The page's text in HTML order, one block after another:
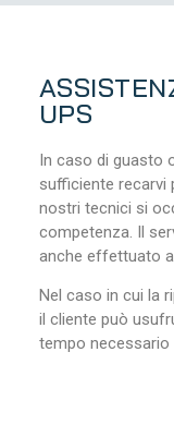
UPS
In caso di guasto
sufficiente recarvi
nostri tecnici si
competenza. Il
anche effettuato
Nel caso in cui la
il cliente può
tempo necessario